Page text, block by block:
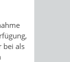
bei als